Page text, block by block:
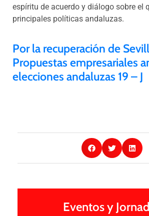
espíritu de acuerdo y diálogo sobre el
principales políticas andaluzas.
Por la recuperación de
Propuestas empresariales
elecciones andaluzas 19 – J
Eventos y